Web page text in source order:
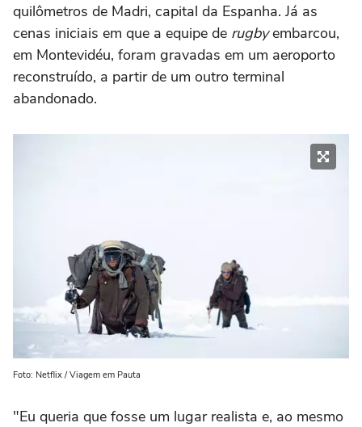
quilômetros de Madri, capital da Espanha. Já as
cenas iniciais em que a equipe de rugbyembarcou,
em Montevidéu, foram gravadas em um aeroporto
reconstruído, a partir de um outro terminal
abandonado.
Foto: Netflix / Viagem em Pauta
"Eu queria que fosse um lugar realista e, ao mesmo